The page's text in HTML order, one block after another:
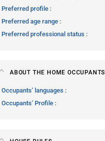
Preferred profile
Preferred age range
Preferred professional status
ABOUT THE HOME OCCUPANTS
Occupants’ languages
Occupants’ Profile